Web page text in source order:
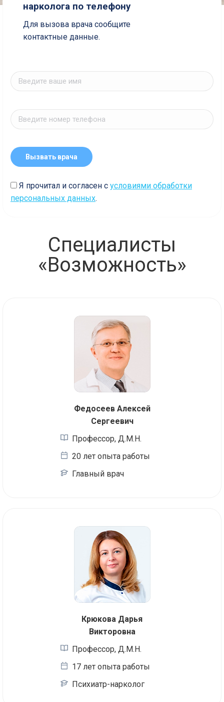
нарколога по телефону
Для вызова врача сообщите
контактные данные.
Я прочитал и согласен с условиями обработки
персональных данных.
Специалисты
«Возможность»
Федосеев Алексей
Сергеевич
Профессор, Д.М.Н.
20 лет опыта работы
Главный врач
Крюкова Дарья
Викторовна
Профессор, Д.М.Н.
17 лет опыта работы
Психиатр-нарколог